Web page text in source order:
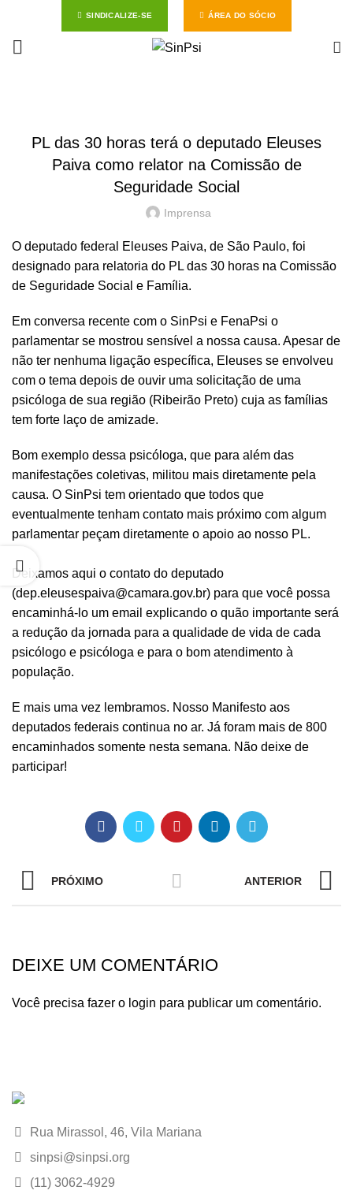
SINDICALIZE-SE ÁREA DO SÓCIO
PL das 30 horas terá o deputado Eleuses
Paiva como relator na Comissão de
Seguridade Social
Imprensa
O deputado federal Eleuses Paiva, de São Paulo, foi
designado para relatoria do PL das 30 horas na Comissão
de Seguridade Social e Família.
Em conversa recente com o SinPsi e FenaPsi o
parlamentar se mostrou sensível a nossa causa. Apesar de
não ter nenhuma ligação específica, Eleuses se envolveu
com o tema depois de ouvir uma solicitação de uma
psicóloga de sua região (Ribeirão Preto) cuja as famílias
tem forte laço de amizade.
Bom exemplo dessa psicóloga, que para além das
manifestações coletivas, militou mais diretamente pela
causa. O SinPsi tem orientado que todos que
eventualmente tenham contato mais próximo com algum
parlamentar peçam diretamente o apoio ao nosso PL.
Deixamos aqui o contato do deputado
(dep.eleusespaiva@camara.gov.br) para que você possa
encaminhá-lo um email explicando o quão importante será
a redução da jornada para a qualidade de vida de cada
psicólogo e psicóloga e para o bom atendimento à
população.
E mais uma vez lembramos. Nosso Manifesto aos
deputados federais continua no ar. Já foram mais de 800
encaminhados somente nesta semana. Não deixe de
participar!
PRÓXIMO ANTERIOR
DEIXE UM COMENTÁRIO
Você precisa fazer o login para publicar um comentário.
Rua Mirassol, 46, Vila Mariana
sinpsi@sinpsi.org
(11) 3062-4929